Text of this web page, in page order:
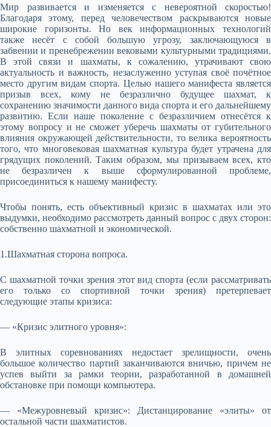
Мир развивается и изменяется с невероятной скоростью!
Благодаря этому, перед человечеством раскрываются новые
широкие горизонты. Но век информационных технологий
также несёт с собой большую угрозу, заключающуюся в
забвении и пренебрежении вековыми культурными традициями.
В этой связи и шахматы, к сожалению, утрачивают свою
актуальность и важность, незаслуженно уступая своё почётное
место другим видам спорта. Целью нашего манифеста является
призыв всех, кому не безразлично будущее шахмат, к
сохранению значимости данного вида спорта и его дальнейшему
развитию. Если наше поколение с безразличием отнесётся к
этому вопросу и не сможет уберечь шахматы от губительного
влияния окружающей действительности, то велика вероятность
того, что многовековая шахматная культура будет утрачена для
грядущих поколений. Таким образом, мы призываем всех, кто
не безразличен к выше сформулированной проблеме,
присоединиться к нашему манифесту.
Чтобы понять, есть объективный кризис в шахматах или это
выдумки, необходимо рассмотреть данный вопрос с двух сторон:
собственно шахматной и экономической.
1.Шахматная сторона вопроса.
С шахматной точки зрения этот вид спорта (если рассматривать
его только со спортивной точки зрения) претерпевает
следующие этапы кризиса:
— «Кризис элитного уровня»:
В элитных соревнованиях недостает зрелищности, очень
большое количество партий заканчиваются вничью, причем не
успев выйти за рамки теории, разработанной в домашней
обстановке при помощи компьютера.
— «Межуровневый кризис»: Дистанцирование «элиты» от
остальной части шахматистов.